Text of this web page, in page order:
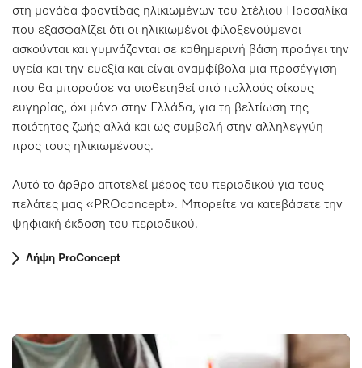
στη μονάδα φροντίδας ηλικιωμένων του Στέλιου Προσαλίκα
που εξασφαλίζει ότι οι ηλικιωμένοι φιλοξενούμενοι
ασκούνται και γυμνάζονται σε καθημερινή βάση προάγει την
υγεία και την ευεξία και είναι αναμφίβολα μια προσέγγιση
που θα μπορούσε να υιοθετηθεί από πολλούς οίκους
ευγηρίας, όχι μόνο στην Ελλάδα, για τη βελτίωση της
ποιότητας ζωής αλλά και ως συμβολή στην αλληλεγγύη
προς τους ηλικιωμένους.
Αυτό το άρθρο αποτελεί μέρος του περιοδικού για τους
πελάτες μας «PROconcept». Μπορείτε να κατεβάσετε την
ψηφιακή έκδοση του περιοδικού.
Λήψη ProConcept